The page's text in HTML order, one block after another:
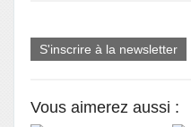
S'inscrire à la newsletter
Vous aimerez aussi :